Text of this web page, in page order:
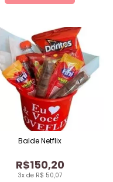
3x de R$ 50,07
R$150,20
Balde Netflix